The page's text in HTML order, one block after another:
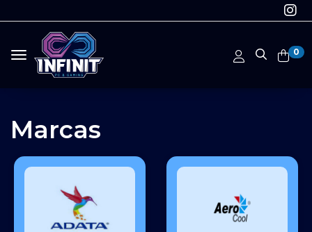
0
Toggle navigation
Marcas